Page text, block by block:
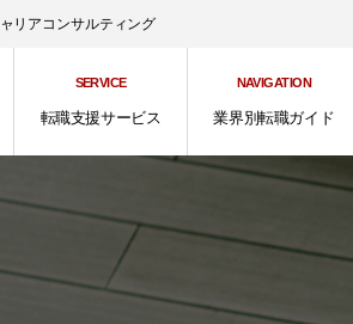
リアコンサルティング
SERVICE
転職支援サービス
NAVIGATION
業界別転職ガイド